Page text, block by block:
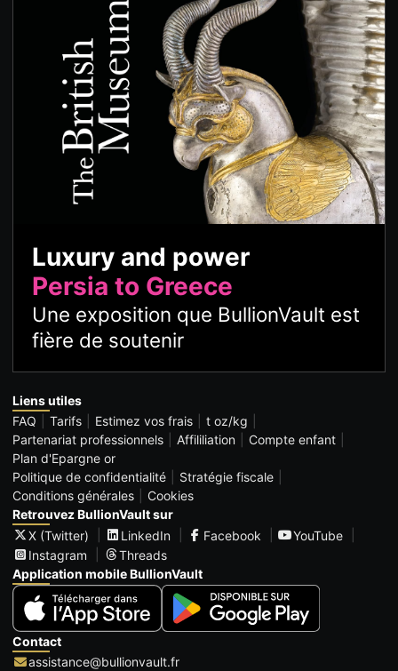
Luxury and power
Persia to Greece
Une exposition que BullionVault est
fière de soutenir
Liens utiles
FAQ
Tarifs Estimez vos frais
t oz/kg
Partenariat professionnels
Affililiation
Compte enfant
Plan d'Epargne or
Politique de confidentialité
Stratégie fiscale
Conditions générales
Cookies
Retrouvez BullionVault sur
X (Twitter)
LinkedIn Facebook
YouTube
Instagram
Threads
Application mobile BullionVault
Contact
assistance@bullionvault.fr